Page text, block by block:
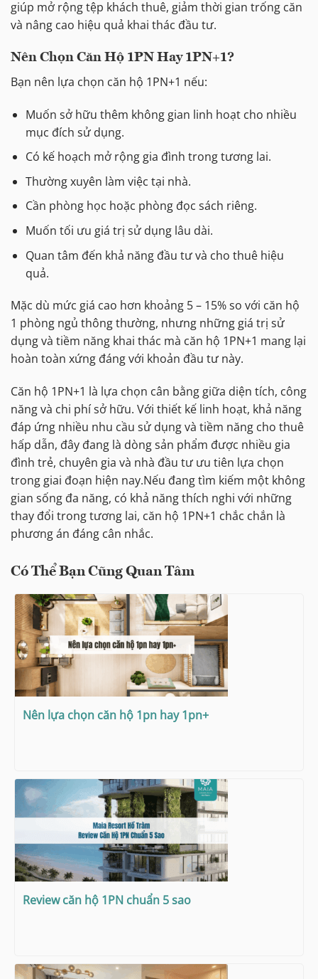
giúp mở rộng tệp khách thuê, giảm thời gian trống căn
và nâng cao hiệu quả khai thác đầu tư.
Nên Chọn Căn Hộ 1PN Hay 1PN+1?
Bạn nên lựa chọn căn hộ 1PN+1 nếu:
Muốn sở hữu thêm không gian linh hoạt cho nhiều
mục đích sử dụng.
Có kế hoạch mở rộng gia đình trong tương lai.
Thường xuyên làm việc tại nhà.
Cần phòng học hoặc phòng đọc sách riêng.
Muốn tối ưu giá trị sử dụng lâu dài.
Quan tâm đến khả năng đầu tư và cho thuê hiệu
quả.
Mặc dù mức giá cao hơn khoảng 5 – 15% so với căn hộ
1 phòng ngủ thông thường, nhưng những giá trị sử
dụng và tiềm năng khai thác mà căn hộ 1PN+1 mang lại
hoàn toàn xứng đáng với khoản đầu tư này.
Căn hộ 1PN+1 là lựa chọn cân bằng giữa diện tích, công
năng và chi phí sở hữu. Với thiết kế linh hoạt, khả năng
đáp ứng nhiều nhu cầu sử dụng và tiềm năng cho thuê
hấp dẫn, đây đang là dòng sản phẩm được nhiều gia
đình trẻ, chuyên gia và nhà đầu tư ưu tiên lựa chọn
trong giai đoạn hiện nay.Nếu đang tìm kiếm một không
gian sống đa năng, có khả năng thích nghi với những
thay đổi trong tương lai, căn hộ 1PN+1 chắc chắn là
phương án đáng cân nhắc.
Có Thể Bạn Cũng Quan Tâm
Nên lựa chọn căn hộ 1pn hay 1pn+
Review căn hộ 1PN chuẩn 5 sao